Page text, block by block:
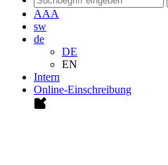
AAA
sw
de
DE
EN
Intern
Online-Einschreibung